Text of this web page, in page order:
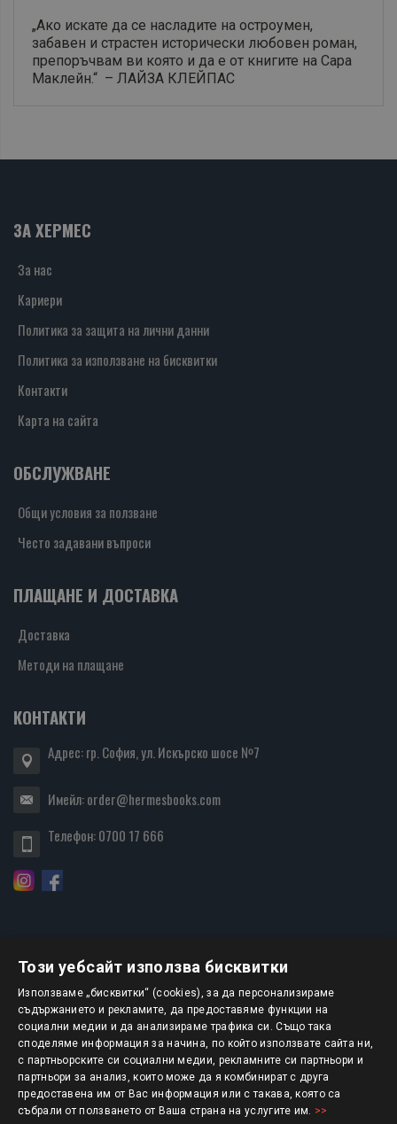
„Ако искате да се насладите на остроумен,
забавен и страстен исторически любовен роман,
препоръчвам ви която и да е от книгите на Сара
Маклейн.“ – ЛАЙЗА КЛЕЙПАС
ЗА ХЕРМЕС
За нас
Кариери
Политика за защита на лични данни
Политика за използване на бисквитки
Контакти
Карта на сайта
ОБСЛУЖВАНЕ
Общи условия за ползване
Често задавани въпроси
ПЛАЩАНЕ И ДОСТАВКА
Доставка
Методи на плащане
КОНТАКТИ
Адрес: гр. София, ул. Искърско шосе №7
Имейл:order@hermesbooks.com
Телефон:0700 17 666
БЮЛЕТИН
АБОНИРАНЕ
Авторско право © 2025 HERMESBOOKS.BG
Този уебсайт използва бисквитки
Използваме „бисквитки“ (cookies), за да персонализираме
съдържанието и рекламите, да предоставяме функции на
социални медии и да анализираме трафика си. Също така
споделяме информация за начина, по който използвате сайта ни,
с партньорските си социални медии, рекламните си партньори и
партньори за анализ, които може да я комбинират с друга
предоставена им от Вас информация или с такава, която са
събрали от ползването от Ваша страна на услугите им. >>